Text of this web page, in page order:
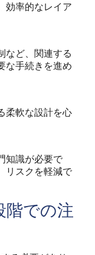
効率的なレイア
など、関連する
な手続きを進め
柔軟な設計を心
知識が必要で
リスクを軽減で
階での注